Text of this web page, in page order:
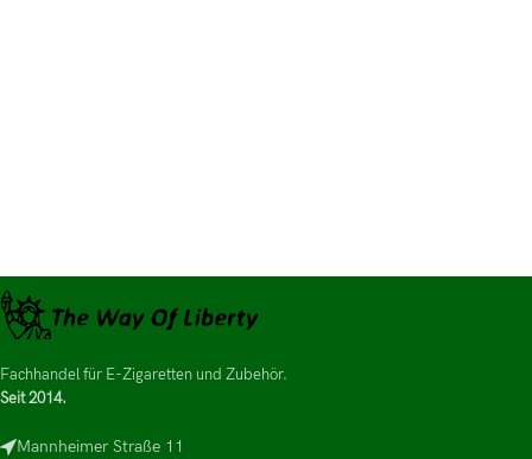
Fachhandel für E-Zigaretten und Zubehör.
Seit 2014.
Mannheimer Straße 11